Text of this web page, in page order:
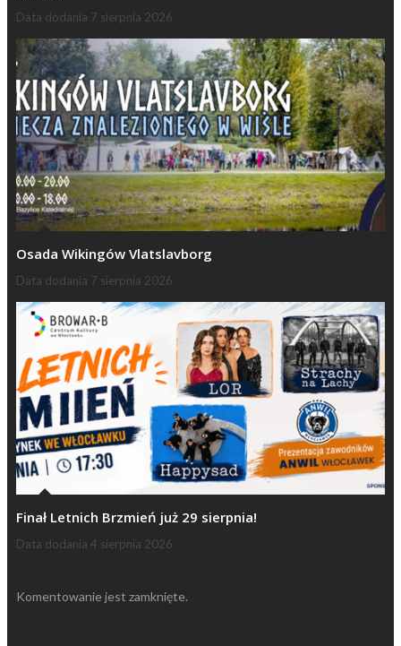
Data dodania 7 sierpnia 2026
Osada Wikingów Vlatslavborg
Data dodania 7 sierpnia 2026
Finał Letnich Brzmień już 29 sierpnia!
Data dodania 4 sierpnia 2026
Komentowanie jest zamknięte.